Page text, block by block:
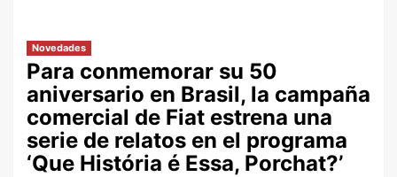
Novedades
Para conmemorar su 50
aniversario en Brasil, la campaña
comercial de Fiat estrena una
serie de relatos en el programa
‘Que História é Essa, Porchat?’